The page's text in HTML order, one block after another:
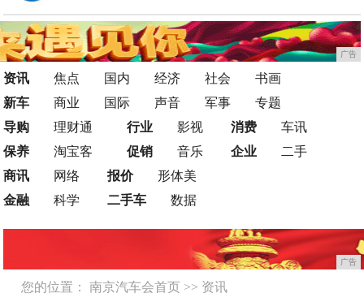
广告
资讯 焦点 国内 经济 社会
书画
新车
商业 国际 声音 军事
专题
导购
理财通
保养
淘宝客
行业
影视
促销
音乐
消费
车讯
企业
二手
商讯
网络
金融
科学
报价
形体美
二手车
数据
广告
您的位置：南京汽车会首页 >> 资讯